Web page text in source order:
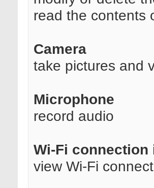
read the contents
Camera
take pictures and
Microphone
record audio
Wi-Fi
view Wi-Fi